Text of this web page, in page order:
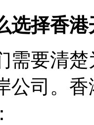
择香港
要清楚
公司。